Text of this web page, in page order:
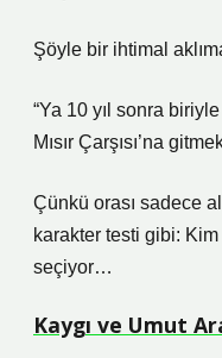
Şöyle bir ihtimal
“Ya 10 yıl sonra
Mısır Çarşısı’na
Çünkü orası sadece
karakter testi gibi:
seçiyor…
Kaygı ve Umut